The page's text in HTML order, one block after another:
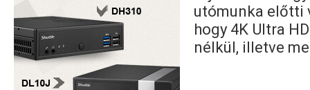
utómunka előtti
hogy 4K Ultra
nélkül, illetve